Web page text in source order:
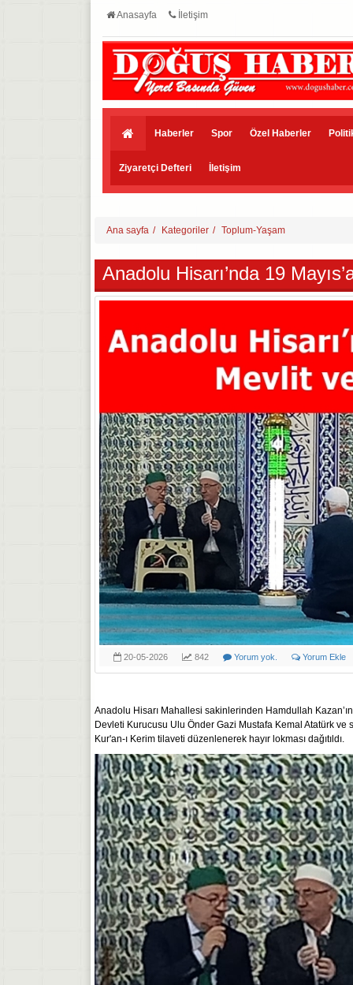
Anasayfa İletişim
Haberler Spor Özel Haberler
Ziyaretçi Defteri İletişim
Ana sayfa Kategoriler Toplum-Yaşam
Anadolu Hisarı’nda 19
20-05-2026 842 Yorum yok. Yorum Ekle
Anadolu Hisarı Mahallesi sakinlerinden Hamdullah
Devleti Kurucusu Ulu Önder Gazi Mustafa Kemal Atatürk
Kur'an-ı Kerim tilaveti düzenlenerek hayır lokması dağıtıldı.